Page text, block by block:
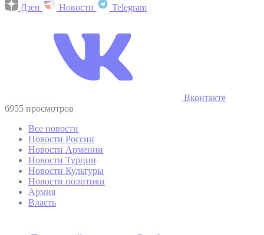
Дзен Новости Telegram
Вконтакте
6955 просмотров
Все новости
Новости России
Новости Армении
Новости Турции
Новости Культуры
Новости политики
Армия
Власть